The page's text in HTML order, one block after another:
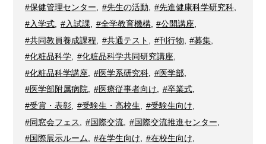
#保健管理センター, #先生の活動, #先進健康科学研究科,
#入学式
#入試課 #全学教育機構, #公開講座
#共同教員養成課程
#共通テスト #刊行物 #募集
#化粧品科学, #化粧品科学共同研究講座,
#化粧品科学講座
#医学系研究科, #医学部,
#医学部附属病院, #医療従事者向け, #卒業式,
#受賞・表彰
#受験生・高校生 #受験生向け
#同窓会フェス
#国際交流, #国際交流推進センター
#国際展示ルーム
#在学生向け #在校生向け